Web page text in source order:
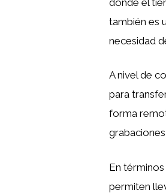
también es
necesidad
A nivel de
para
forma
En
permiten